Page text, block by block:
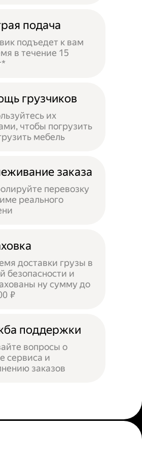
подача
подъедет к вам
в течение 15
грузчиков
их
чтобы погрузить
мебель
заказа
перевозку
реального
доставки грузы в
безопасности и
ну сумму до
₽
поддержки
вопросы о
сервиса и
заказов